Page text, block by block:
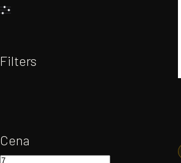
Filters
Cena